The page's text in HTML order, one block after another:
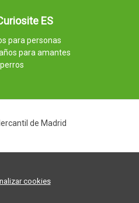
ES
para personas
para amantes
de Madrid
cookies